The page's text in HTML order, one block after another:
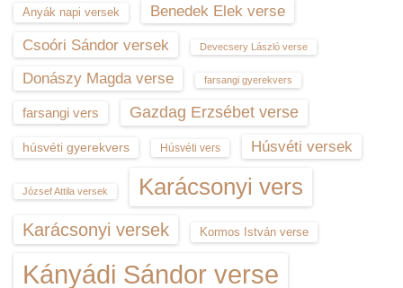
Anyák napi versek
Benedek Elek verse
Csoóri Sándor versek
Devecsery László verse
Donászy Magda verse farsangi gyerekvers
farsangi vers Gazdag Erzsébet verse
húsvéti gyerekvers Húsvéti vers Húsvéti versek
József Attila versek Karácsonyi vers
Karácsonyi versek Kormos István verse
Kányádi Sándor verse